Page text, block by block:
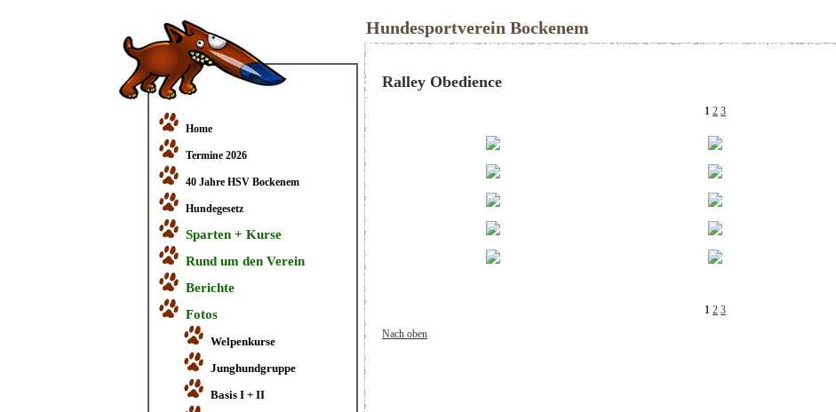
Hundesportverein Bockenem
Home
Termine 2026
40 Jahre HSV Bockenem
Hundegesetz
Sparten + Kurse
Rund um den Verein
Berichte
Fotos
Welpenkurse
Junghundgruppe
Basis I + II
Ralley Obedience
1 2 3
1 2 3
Nach oben